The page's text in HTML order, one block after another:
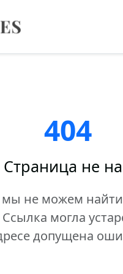
404
не
не можем найти
могла
допущена